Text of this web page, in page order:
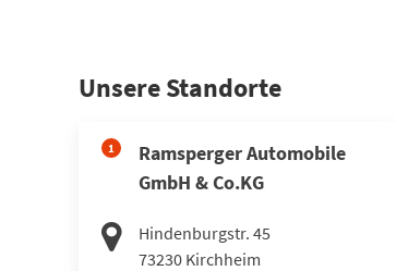
Unsere Standorte
1
Ramsperger Automobile
GmbH & Co.KG
Hindenburgstr. 45
73230 Kirchheim